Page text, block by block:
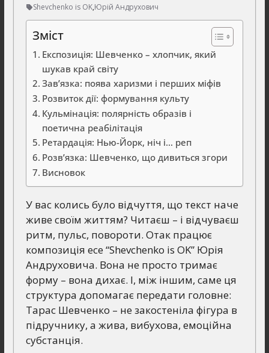
Shevchenko is OK,Юрій Андрухович
Зміст
Експозиція: Шевченко – хлопчик, який
шукав край світу
Зав’язка: поява харизми і перших міфів
Розвиток дії: формування культу
Кульмінація: полярність образів і
поетична реабілітація
Ретардація: Нью-Йорк, ніч і… реп
Розв’язка: Шевченко, що дивиться згори
Висновок
У вас колись було відчуття, що текст наче
живе своїм життям? Читаєш – і відчуваєш
ритм, пульс, повороти. Отак працює
композиція есе “Shevchenko is OK” Юрія
Андруховича. Вона не просто тримає
форму – вона дихає. І, між іншим, саме ця
структура допомагає передати головне:
Тарас Шевченко – не закостеніла фігура в
підручнику, а жива, вибухова, емоційна
субстанція.